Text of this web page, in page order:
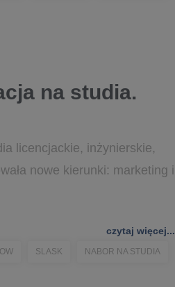
na studia.
licencjackie, inżynierskie,
nowe kierunki: marketing i
czytaj więcej...
SLASK NABOR NA STUDIA